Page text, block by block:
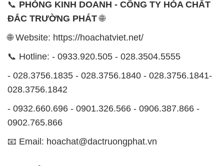
📞 PHÒNG KINH DOANH - CÔNG TY HÓA CHẤT
ĐẮC TRƯỜNG PHÁT🌐
🌐 Website: https://hoachatviet.net/
📞 Hotline: - 0933.920.505 - 028.3504.5555
- 028.3756.1835 - 028.3756.1840 - 028.3756.1841-
028.3756.1842
- 0932.660.696 - 0901.326.566 - 0906.387.866 -
0902.765.866
📧 Email: hoachat@dactruongphat.vn